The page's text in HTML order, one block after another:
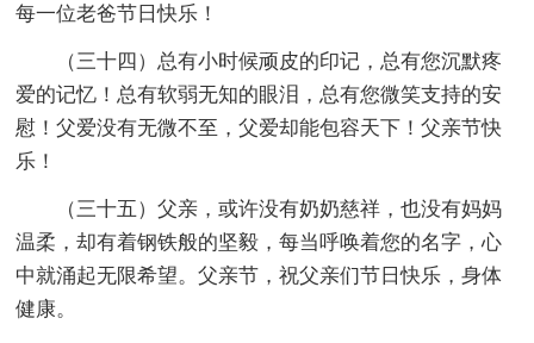
每一位老爸节日快乐！
（三十四）总有小时候顽皮的印记，总有您沉默疼
爱的记忆！总有软弱无知的眼泪，总有您微笑支持的安
慰！父爱没有无微不至，父爱却能包容天下！父亲节快
乐！
（三十五）父亲，或许没有奶奶慈祥，也没有妈妈
温柔，却有着钢铁般的坚毅，每当呼唤着您的名字，心
中就涌起无限希望。父亲节，祝父亲们节日快乐，身体
健康。